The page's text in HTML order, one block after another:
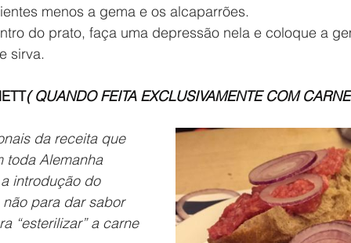
menos a gema e os alcaparrões.
do prato, faça uma depressão nela e coloque a
sirva.
( QUANDO FEITA EXCLUSIVAMENTE COM
da receita que
toda Alemanha
introdução do
para dar sabor
“esterilizar” a carne